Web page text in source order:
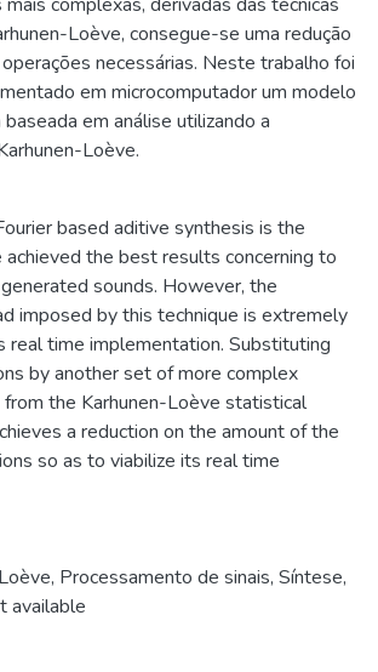
Loève, consegue-se uma redução
necessárias. Neste trabalho foi
em microcomputador um modelo
em análise utilizando a
Loève.
based aditive synthesis is the
the best results concerning to
sounds. However, the
imposed by this technique is extremely
real time implementation. Substituting
by another set of more complex
the Karhunen-Loève statistical
a reduction on the amount of the
so as to viabilize its real time
, Processamento de sinais, Síntese,
available